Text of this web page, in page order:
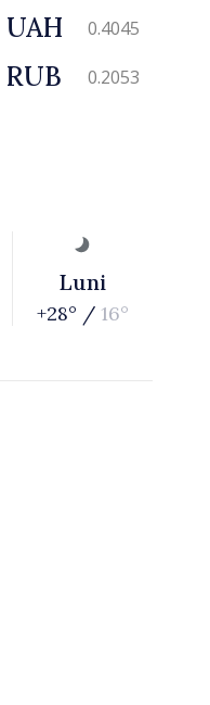
UAH 0.4045
RUB 0.2053
Luni
+28° / 16°